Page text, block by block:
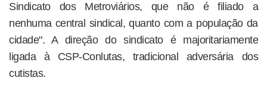
Sindicato dos Metroviários, que não é filiado a
nenhuma central sindical, quanto com a população da
cidade". A direção do sindicato é majoritariamente
ligada à CSP-Conlutas, tradicional adversária dos
cutistas.